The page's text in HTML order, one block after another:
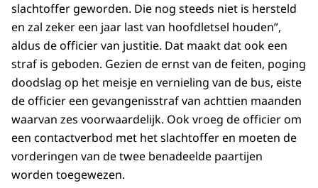
slachtoffer geworden. Die nog steeds niet is hersteld
en zal zeker een jaar last van hoofdletsel houden”,
aldus de officier van justitie. Dat maakt dat ook een
straf is geboden. Gezien de ernst van de feiten, poging
doodslag op het meisje en vernieling van de bus, eiste
de officier een gevangenisstraf van achttien maanden
waarvan zes voorwaardelijk. Ook vroeg de officier om
een contactverbod met het slachtoffer en moeten de
vorderingen van de twee benadeelde paartijen
worden toegewezen.